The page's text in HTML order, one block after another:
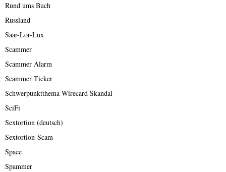
Rund ums Buch
Russland
Saar-Lor-Lux
Scammer
Scammer Alarm
Scammer Ticker
Schwerpunktthema Wirecard Skandal
SciFi
Sextortion (deutsch)
Sextortion-Scam
Space
Spammer